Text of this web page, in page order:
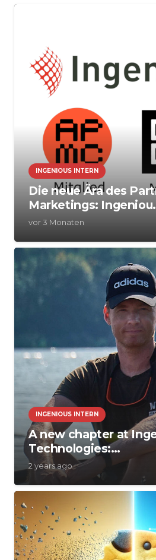
INGENIOUS INTERN
Die neue Ära des
Marketings:
vor 3 Monaten
INGENIOUS INTERN
A new chapter at
Technologies:…
2 years ago